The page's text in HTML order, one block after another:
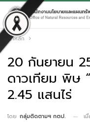
หน้าหลัก
20 กันยายน
ดาวเทียม พิษ
2.45 แสนไร่
โดย กลุ่มติดตามฯ กตป. เ